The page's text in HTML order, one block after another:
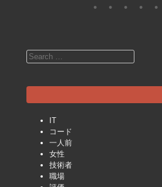
Search
IT
コード
一人前
女性
技術者
職場